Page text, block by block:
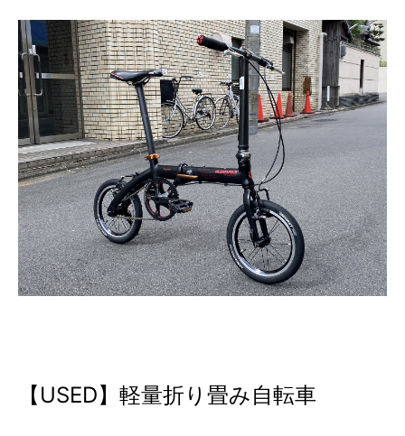
【USED】軽量折り畳み自転車